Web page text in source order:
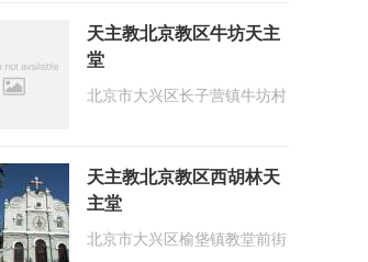
仰传统，深化家庭信仰生活与
信德代际传递，北京教区定20
年"以"祢的言语是我步履前的
第三主日暨天主圣言主日)作
为圣言年的开启日。
天主教北京教区牛坊天主
堂
北京市大兴区长子营镇牛坊村
天主教北京教区西胡林天
主堂
北京市大兴区榆垡镇教堂前街